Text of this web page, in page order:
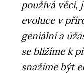
používá věci,
evoluce v
geniální a
se blížíme k
snažíme být